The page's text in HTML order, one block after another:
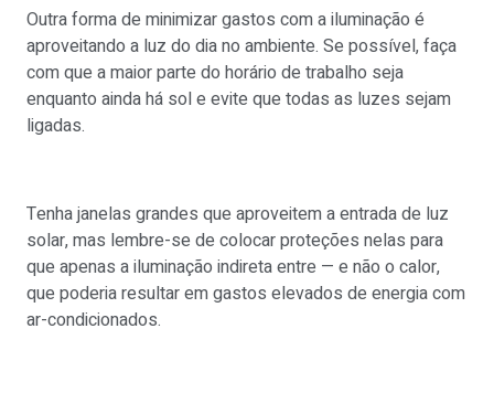
Outra forma de minimizar gastos com a iluminação é
aproveitando a luz do dia no ambiente. Se possível, faça
com que a maior parte do horário de trabalho seja
enquanto ainda há sol e evite que todas as luzes sejam
ligadas.
Tenha janelas grandes que aproveitem a entrada de luz
solar, mas lembre-se de colocar proteções nelas para
que apenas a iluminação indireta entre — e não o calor,
que poderia resultar em gastos elevados de energia com
ar-condicionados.